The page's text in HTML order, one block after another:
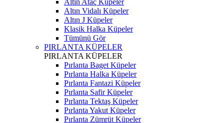
Altın Ataç Küpeler
Altın Vidalı Küpeler
Altın J Küpeler
Klasik Halka Küpeler
Tümünü Gör
PIRLANTA KÜPELER
PIRLANTA KÜPELER
Pırlanta Baget Küpeler
Pırlanta Halka Küpeler
Pırlanta Fantazi Küpeler
Pırlanta Safir Küpeler
Pırlanta Tektaş Küpeler
Pırlanta Yakut Küpeler
Pırlanta Zümrüt Küpeler